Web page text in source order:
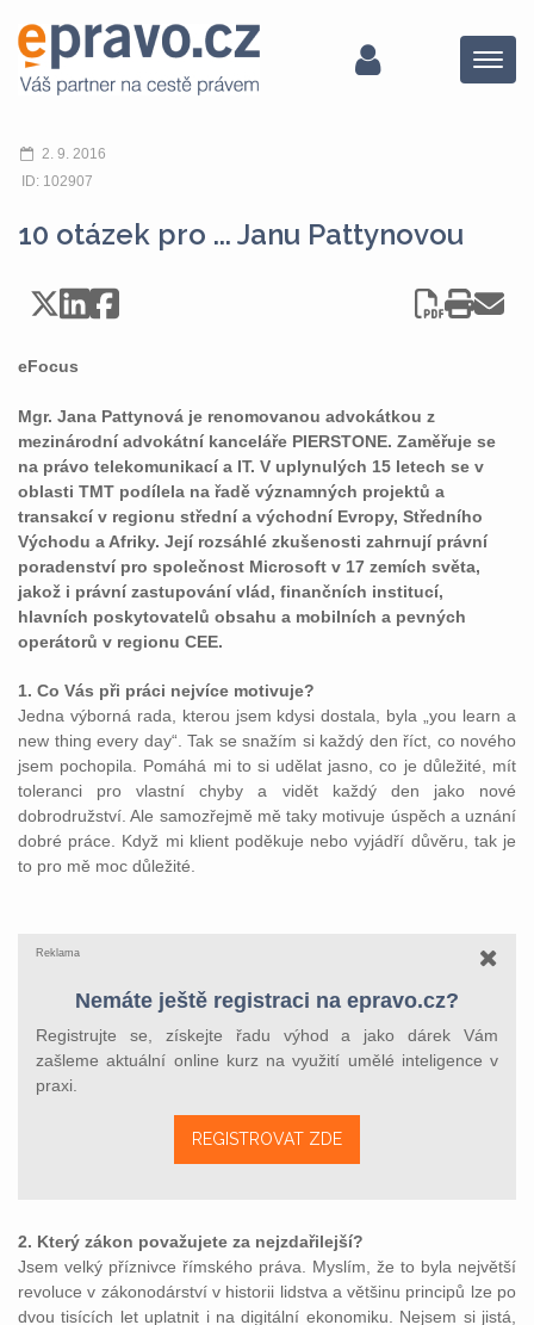
Menu
2. 9. 2016
ID: 102907
10 otázek pro ... Janu Pattynovou
eFocus
Mgr. Jana Pattynová je renomovanou advokátkou z
mezinárodní advokátní kanceláře PIERSTONE. Zaměřuje se
na právo telekomunikací a IT. V uplynulých 15 letech se v
oblasti TMT podílela na řadě významných projektů a
transakcí v regionu střední a východní Evropy, Středního
Východu a Afriky. Její rozsáhlé zkušenosti zahrnují právní
poradenství pro společnost Microsoft v 17 zemích světa,
jakož i právní zastupování vlád, finančních institucí,
hlavních poskytovatelů obsahu a mobilních a pevných
operátorů v regionu CEE.
1. Co Vás při práci nejvíce motivuje?
Jedna výborná rada, kterou jsem kdysi dostala, byla „you learn a
new thing every day“. Tak se snažím si každý den říct, co nového
jsem pochopila. Pomáhá mi to si udělat jasno, co je důležité, mít
toleranci pro vlastní chyby a vidět každý den jako nové
dobrodružství. Ale samozřejmě mě taky motivuje úspěch a uznání
dobré práce. Když mi klient poděkuje nebo vyjádří důvěru, tak je
to pro mě moc důležité.
Reklama
Nemáte ještě registraci na epravo.cz?
Registrujte se, získejte řadu výhod a jako dárek Vám
zašleme aktuální online kurz na využití umělé inteligence v
praxi.
REGISTROVAT ZDE
2. Který zákon považujete za nejzdařilejší?
Jsem velký příznivce římského práva. Myslím, že to byla největší
revoluce v zákonodárství v historii lidstva a většinu principů lze po
dvou tisících let uplatnit i na digitální ekonomiku. Nejsem si jistá,